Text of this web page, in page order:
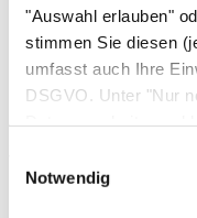
"Auswahl erlauben"
stimmen Sie diesen
umfasst auch Ihre
DSGVO. Unter "Nur
Notwendig
Sowohl für den
Beipackzettel-
Es gilt immer die dem
Packungsbeilage.
Beschwerden
Vollständigkeit oder
Dokumente ist